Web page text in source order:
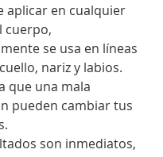
aplicar en cualquier
cuerpo,
se usa en líneas
nariz y labios.
que una mala
pueden cambiar tus
son inmediatos,